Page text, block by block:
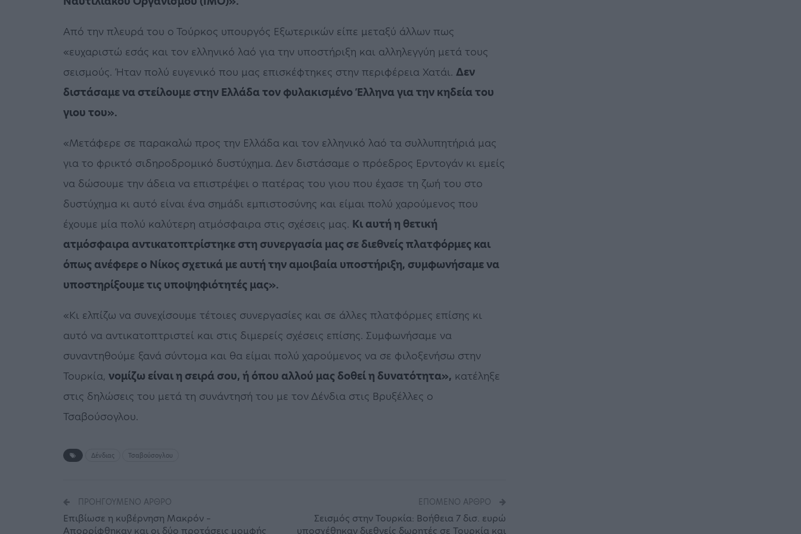
Από την πλευρά του ο Τούρκος υπουργός Εξωτερικών είπε μεταξύ άλλων πως
«ευχαριστώ εσάς και τον ελληνικό λαό για την υποστήριξη και αλληλεγγύη μετά τους
σεισμούς. Ήταν πολύ ευγενικό που μας επισκέφτηκες στην περιφέρεια Χατάι. Δεν
διστάσαμε να στείλουμε στην Ελλάδα τον φυλακισμένο Έλληνα για την κηδεία του
γιου του».
«Μετάφερε σε παρακαλώ προς την Ελλάδα και τον ελληνικό λαό τα συλλυπητήριά μας
για το φρικτό σιδηροδρομικό δυστύχημα. Δεν διστάσαμε ο πρόεδρος Ερντογάν κι εμείς
να δώσουμε την άδεια να επιστρέψει ο πατέρας του γιου που έχασε τη ζωή του στο
δυστύχημα κι αυτό είναι ένα σημάδι εμπιστοσύνης και είμαι πολύ χαρούμενος που
έχουμε μία πολύ καλύτερη ατμόσφαιρα στις σχέσεις μας. Κι αυτή η θετική
ατμόσφαιρα αντικατοπτρίστηκε στη συνεργασία μας σε διεθνείς πλατφόρμες και
όπως ανέφερε ο Νίκος σχετικά με αυτή την αμοιβαία υποστήριξη, συμφωνήσαμε να
υποστηρίξουμε τις υποψηφιότητές μας».
«Κι ελπίζω να συνεχίσουμε τέτοιες συνεργασίες και σε άλλες πλατφόρμες επίσης κι
αυτό να αντικατοπτριστεί και στις διμερείς σχέσεις επίσης. Συμφωνήσαμε να
συναντηθούμε ξανά σύντομα και θα είμαι πολύ χαρούμενος να σε φιλοξενήσω στην
Τουρκία, νομίζω είναι η σειρά σου, ή όπου αλλού μας δοθεί η δυνατότητα», κατέληξε
στις δηλώσεις του μετά τη συνάντησή του με τον Δένδια στις Βρυξέλλες ο
Τσαβούσογλου.
Δένδιας Τσαβούσογλου
ΠΡΟΗΓΟΎΜΕΝΟ ΆΡΘΡΟ
Επιβίωσε η κυβέρνηση Μακρόν –
Απορρίφθηκαν και οι δύο προτάσεις μομφής
ΕΠΌΜΕΝΟ ΆΡΘΡΟ
Σεισμός στην Τουρκία: Βοήθεια 7 δισ. ευρώ
υποσχέθηκαν διεθνείς δωρητές σε Τουρκία και